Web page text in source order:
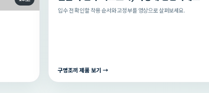
입수 전 확인할 착용 순서와 고정부를 영상으로 살펴보세요.
구명조끼 제품 보기 →